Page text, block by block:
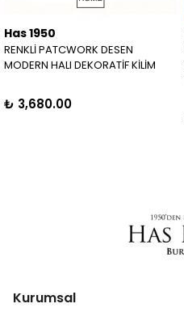
Has 1950
RENKLİ PATCWORK DESEN
MODERN HALI DEKORATİF KİLİM
₺ 3,680.00
Kurumsal